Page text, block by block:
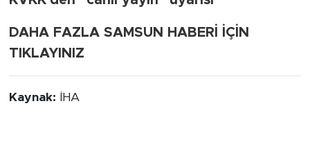
DAHA FAZLA SAMSUN HABERİ İÇİN
TIKLAYINIZ
Kaynak: İHA